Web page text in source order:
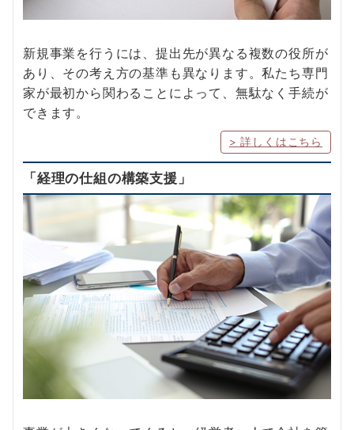
新規事業を行うには、提出先が異なる複数の役所が
あり、その考え方の基準も異なります。私たち専門
家が最初から関わることによって、無駄なく手続が
できます。
> 詳しくはこちら
「経理の仕組の構築支援」